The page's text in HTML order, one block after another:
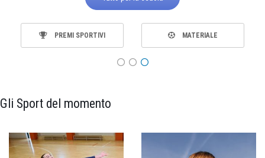
PREMI SPORTIVI MATERIALE
Gli Sport del momento